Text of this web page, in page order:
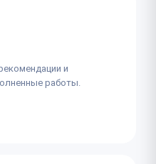
и
работы.